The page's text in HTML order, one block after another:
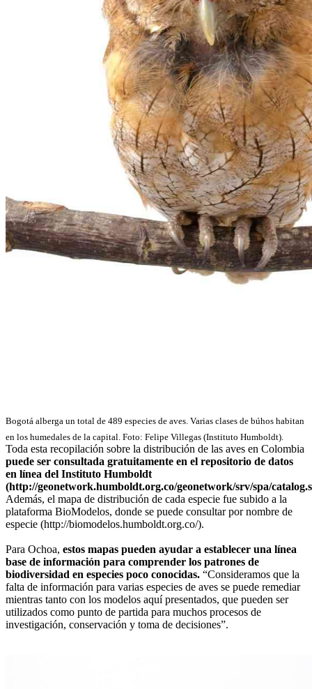
Bogotá alberga un total de 489 especies de aves. Varias clases de búhos habitan
en los humedales de la capital. Foto: Felipe Villegas (Instituto Humboldt).
Toda esta recopilación sobre la distribución de las aves en Colombia
puede ser consultada gratuitamente en el repositorio de datos
en línea del Instituto Humboldt
(http://geonetwork.humboldt.org.co/geonetwork/srv/spa/
Además, el mapa de distribución de cada especie fue subido a la
plataforma BioModelos, donde se puede consultar por nombre de
especie (http://biomodelos.humboldt.org.co/).
Para Ochoa, estos mapas pueden ayudar a establecer una línea
base de información para comprender los patrones de
biodiversidad en especies poco conocidas. “Consideramos que la
falta de información para varias especies de aves se puede remediar
mientras tanto con los modelos aquí presentados, que pueden ser
utilizados como punto de partida para muchos procesos de
investigación, conservación y toma de decisiones”.